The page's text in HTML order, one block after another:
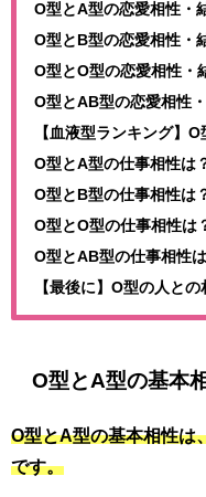
O型とA型の恋愛相性・
O型とB型の恋愛相性・
O型とO型の恋愛相性・
O型とAB型の恋愛相性
【血液型ランキング】
O型とA型の仕事相性は
O型とB型の仕事相性は
O型とO型の仕事相性は
O型とAB型の仕事相性
【最後に】O型の人と
O型とA型の基本
O型とA型の基本相性は
です。